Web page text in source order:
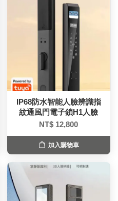
IP68防水智能人臉辨識指
紋通風門電子鎖H1人臉
NT$ 12,800
加入購物車